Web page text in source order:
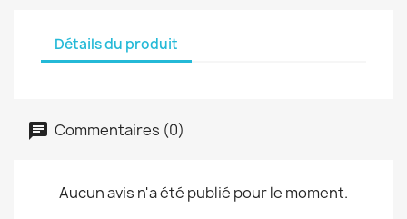
Détails du produit
Commentaires (0)
Aucun avis n'a été publié pour le moment.